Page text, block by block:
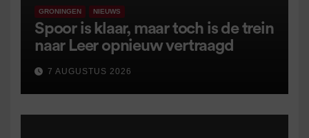
GRONINGEN NIEUWS
Spoor is klaar, maar toch is de trein
naar Leer opnieuw vertraagd
7 AUGUSTUS 2026